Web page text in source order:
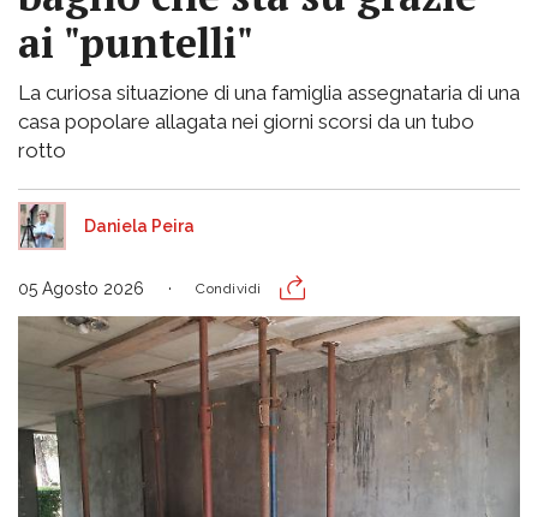
ai "puntelli"
La curiosa situazione di una famiglia assegnataria di una
casa popolare allagata nei giorni scorsi da un tubo
rotto
Daniela Peira
05 Agosto 2026 Condividi